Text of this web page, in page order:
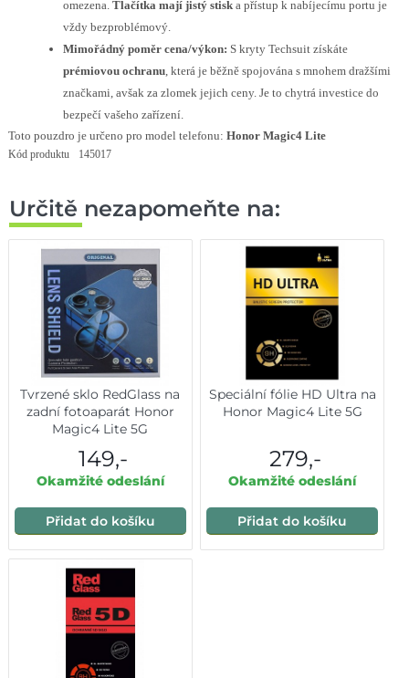
omezena. Tlačítka mají jistý stiska přístup k nabíjecímu portu je
vždy bezproblémový.
Mimořádný poměr cena/výkon: S kryty Techsuit získáte
prémiovou ochranu, která je běžně spojována s mnohem dražšími
značkami, avšak za zlomek jejich ceny. Je to chytrá investice do
bezpečí vašeho zařízení.
Toto pouzdro je určeno pro model telefonu: Honor Magic4 Lite
Kód produktu 145017
Určitě nezapomeňte na:
Tvrzené sklo RedGlass na
zadní fotoaparát Honor
Magic4 Lite 5G
149,-
Okamžité odeslání
Přidat do košíku
Speciální fólie HD Ultra na
Honor Magic4 Lite 5G
279,-
Okamžité odeslání
Přidat do košíku